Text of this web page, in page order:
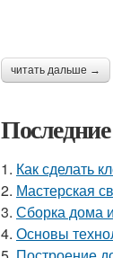
читать дальше →
1. Как сделать
2. Мастерская
3. Сборка дома
4. Основы